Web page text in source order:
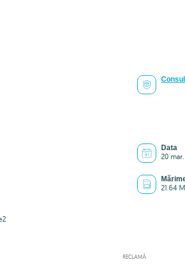
Data
20
21.64
RECLAMĂ